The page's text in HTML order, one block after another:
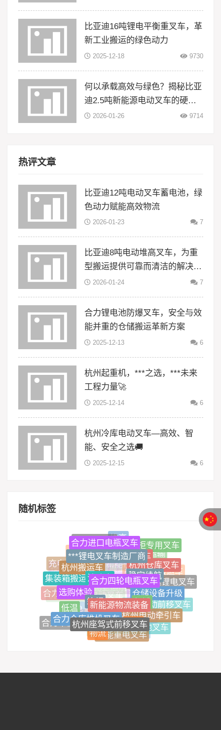
比亚迪16吨锂电平衡重叉车，革
新工业搬运的绿色动力
2025-12-18 9730
何以承载高效与绿色？揭秘比亚
迪2.5吨新能源电动叉车的硬核
实力2026-01-26 9714
热评文章
比亚迪12吨电动叉车蓄电池，绿
色动力赋能高效物流
2026-01-23 7
比亚迪8吨电动堆高叉车，为重
型搬运提供可靠而清洁的解决方
案 2026-01-24 7
合力锂电池防爆叉车，安全与效
能并重的仓储搬运革新方案
2025-12-13 6
杭州起重机，***之选，***未来
工程力量🚀
2025-12-14 6
杭州冷库电动叉车—高效、智
能、安全之选🚚
2025-12-15 6
随机标签
三支点电动叉车
专用
侧叉式叉车
合力环保电动叉车
冷链物流
合力蓄电池叉车
智能重电叉车
物流
合力平衡重锂电叉车
绿色
杭州手拉式电动叉车
智能搬运利器
比亚迪前移电动叉车
新能源技术
杭州电动前移叉车
杭州电动牵引车
全球
杭州座驾式前移叉车
合力仓库堆垛叉车
低温
合力搬运车
前移电动叉车
技术应用与前景展望
货柜叉车
新能源锂电叉车
杭州电动搬运车
合力双驱锂电叉车
仓储设备升级
领域
新能源物流装备
箱柜
选购体验
集装箱搬运
充电式叉车
技术解析
比亚 高效
高效运输
杭州仓库叉车
稳定续航
合力四轮电瓶叉车
油改电
杭州搬运车
未来
全电动叉车堆高
比亚迪5吨货柜专用叉车
纯电动叉车
***锂电叉车制造厂商
合力进口电瓶叉车